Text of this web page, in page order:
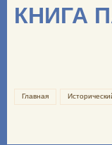
КНИГА
Главная